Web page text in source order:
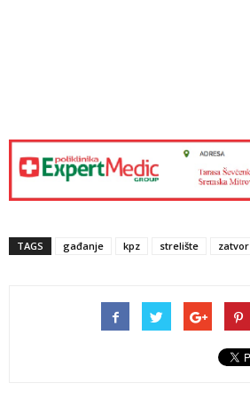
TAGS gađanje kpz strelište zatvor